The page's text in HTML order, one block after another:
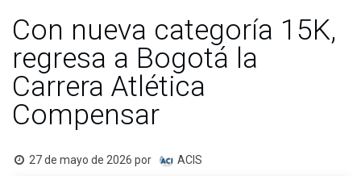
Con nueva categoría 15K,
regresa a Bogotá la
Carrera Atlética
Compensar
27 de mayo de 2026 por ACIS